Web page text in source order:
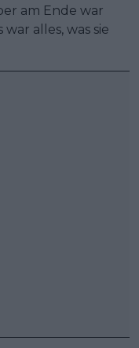
am Ende war
alles, was sie